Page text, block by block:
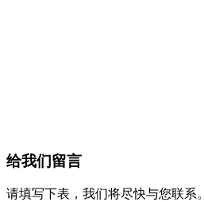
给我们留言
请填写下表，我们将尽快与您联系。